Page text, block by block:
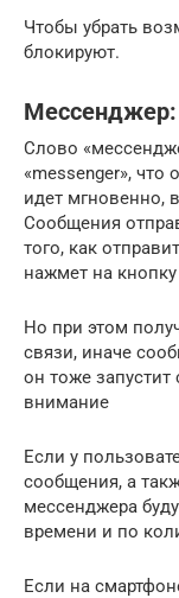
Чтобы убрать
блокируют.
Мессенджер:
Слово
«messenger», что
идет мгновенно,
Сообщения
того, как
нажмет на
Но при этом
связи, иначе
он тоже запустит
внимание
Если у
сообщения, а
мессенджера
времени и по
Если на